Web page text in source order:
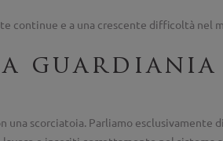
continue e a una crescente difficoltà
guardiania
una scorciatoia. Parliamo esclusivamente